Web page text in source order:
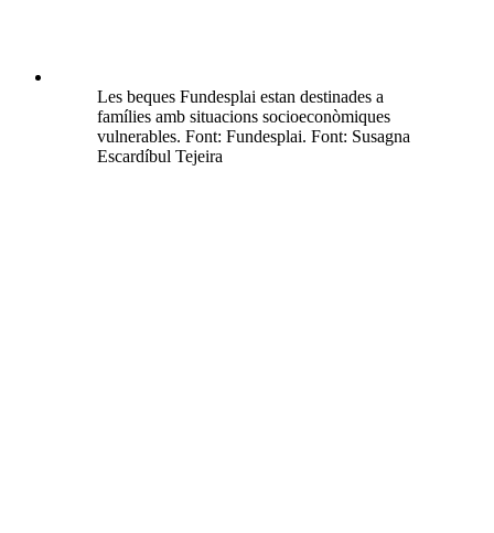
Les beques Fundesplai estan destinades a
famílies amb situacions socioeconòmiques
vulnerables. Font: Fundesplai. Font: Susagna
Escardíbul Tejeira